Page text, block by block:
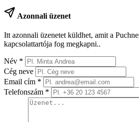
Azonnali üzenet
Itt azonnali üzenetet küldhet, amit a
kapcsolattartója fog megkapni..
Név *
Cég neve
Email cím *
Telefonszám *